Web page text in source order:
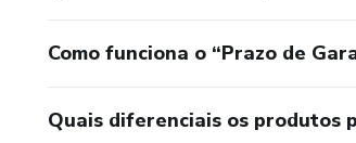
Como funciona o “Prazo de
Quais diferenciais os produtos